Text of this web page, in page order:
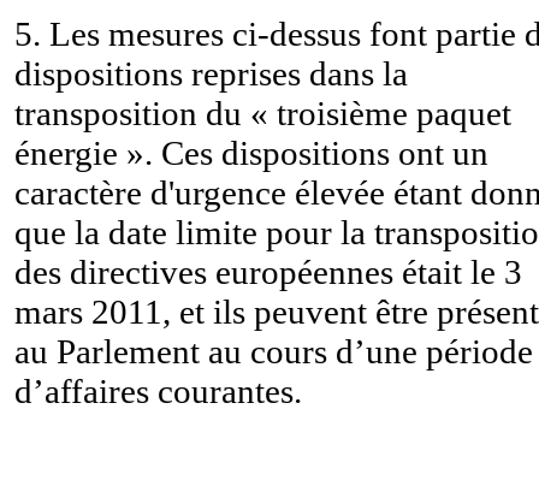
5. Les mesures ci-dessus font partie
dispositions reprises dans la
transposition du « troisième paquet
énergie ». Ces dispositions ont un
caractère d'urgence élevée étant
que la date limite pour la
des directives européennes était le 3
mars 2011, et ils peuvent être
au Parlement au cours d’une période
d’affaires courantes.